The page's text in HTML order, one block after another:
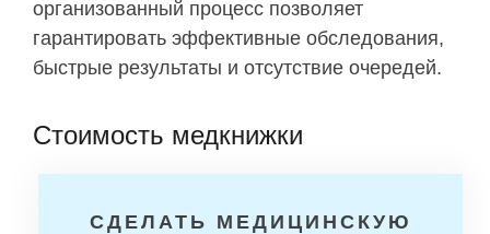
организованный процесс позволяет
гарантировать эффективные обследования,
быстрые результаты и отсутствие очередей.
Стоимость медкнижки
СДЕЛАТЬ МЕДИЦИНСКУЮ